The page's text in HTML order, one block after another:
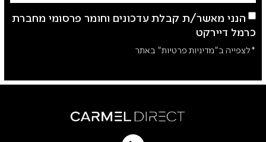
הנני מאשר/ת קבלת עדכונים וחומר פרסומי מחברת
כרמל דיירקט
*לצפייה ב"מדיניות פרטיות" באתר